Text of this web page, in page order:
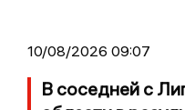
10/08/2026 09:07
В соседней с